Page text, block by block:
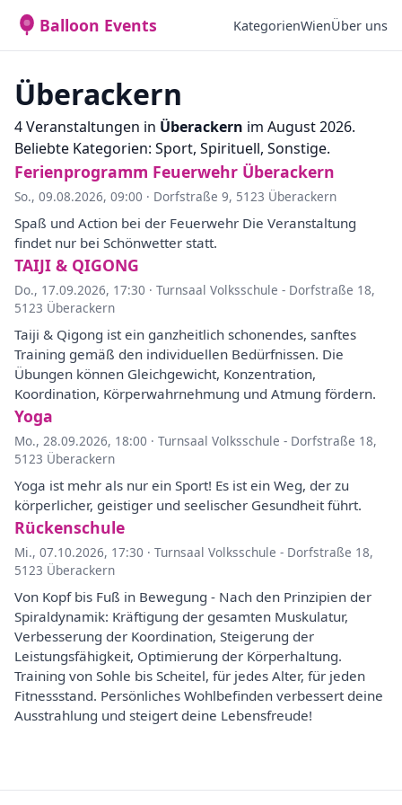
Balloon Events KategorienWienÜber uns
Überackern
4 Veranstaltungen in Überackern im August 2026.
Beliebte Kategorien: Sport, Spirituell, Sonstige.
Ferienprogramm Feuerwehr Überackern
So., 09.08.2026, 09:00 · Dorfstraße 9, 5123 Überackern
Spaß und Action bei der Feuerwehr Die Veranstaltung
findet nur bei Schönwetter statt.
TAIJI & QIGONG
Do., 17.09.2026, 17:30 · Turnsaal Volksschule - Dorfstraße 18,
5123 Überackern
Taiji & Qigong ist ein ganzheitlich schonendes, sanftes
Training gemäß den individuellen Bedürfnissen. Die
Übungen können Gleichgewicht, Konzentration,
Koordination, Körperwahrnehmung und Atmung fördern.
Yoga
Mo., 28.09.2026, 18:00 · Turnsaal Volksschule - Dorfstraße 18,
5123 Überackern
Yoga ist mehr als nur ein Sport! Es ist ein Weg, der zu
körperlicher, geistiger und seelischer Gesundheit führt.
Rückenschule
Mi., 07.10.2026, 17:30 · Turnsaal Volksschule - Dorfstraße 18,
5123 Überackern
Von Kopf bis Fuß in Bewegung - Nach den Prinzipien der
Spiraldynamik: Kräftigung der gesamten Muskulatur,
Verbesserung der Koordination, Steigerung der
Leistungsfähigkeit, Optimierung der Körperhaltung.
Training von Sohle bis Scheitel, für jedes Alter, für jeden
Fitnessstand. Persönliches Wohlbefinden verbessert deine
Ausstrahlung und steigert deine Lebensfreude!